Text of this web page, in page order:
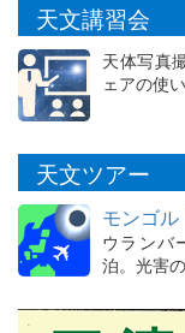
天文講習会
天体写真
ェアの使
天文ツアー
モンゴ
ウランバ
泊。光害